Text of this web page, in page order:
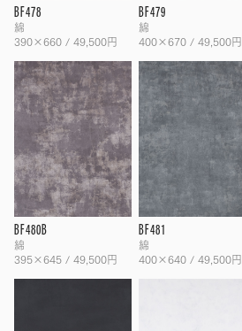
BF478
綿
390×660 / 49,500円
BF479
綿
400×670 / 49,500円
BF480B
綿
395×645 / 49,500円
BF481
綿
400×640 / 49,500円